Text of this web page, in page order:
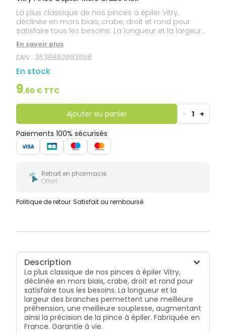
La plus classique de nos pinces à épiler Vitry,
déclinée en mors biais, crabe, droit et rond pour
satisfaire tous les besoins. La longueur et la largeur
des branches permettent une meilleure préhension,
une meilleure souplesse, augmentant ainsi la
précision de la pince à épiler. Fabriquée en France.
Garantie à vie.
En savoir plus
EAN :3538892893556
En stock
9,60 € TTC
Ajouter au panier - 1 +
Paiements 100% sécurisés
Retrait en pharmacie
Offert
Politique de retour Satisfait ou remboursé
Description
La plus classique de nos pinces à épiler Vitry,
déclinée en mors biais, crabe, droit et rond pour
satisfaire tous les besoins. La longueur et la
largeur des branches permettent une meilleure
préhension, une meilleure souplesse, augmentant
ainsi la précision de la pince à épiler. Fabriquée en
France. Garantie à vie.